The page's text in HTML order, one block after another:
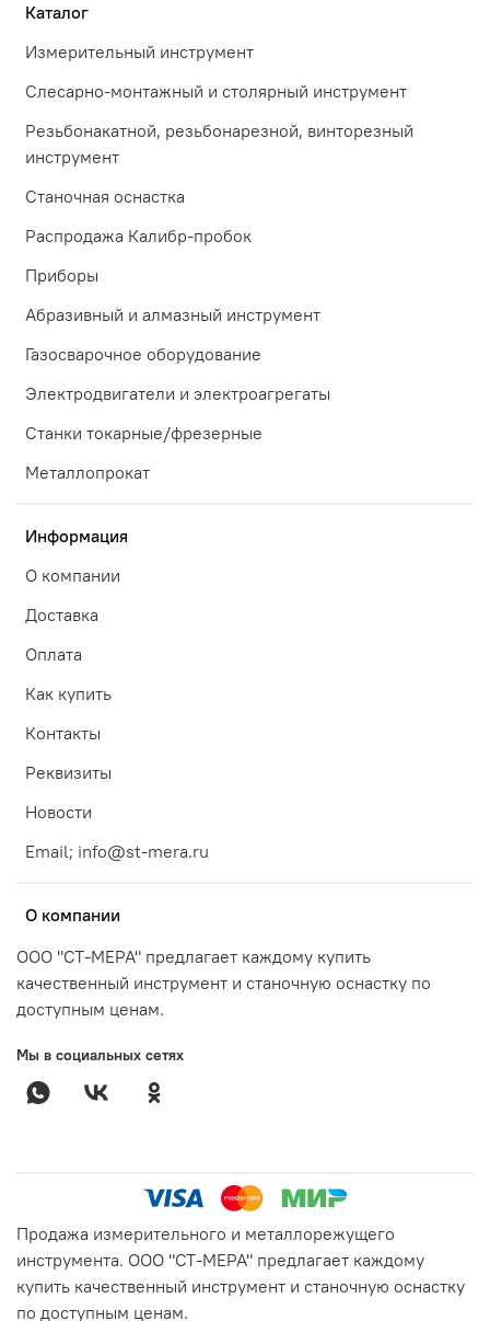
Каталог
Измерительный инструмент
Слесарно-монтажный и столярный инструмент
Резьбонакатной, резьбонарезной, винторезный
инструмент
Станочная оснастка
Распродажа Калибр-пробок
Приборы
Абразивный и алмазный инструмент
Газосварочное оборудование
Электродвигатели и электроагрегаты
Станки токарные/фрезерные
Металлопрокат
Информация
О компании
Доставка
Оплата
Как купить
Контакты
Реквизиты
Новости
Email; info@st-mera.ru
О компании
ООО "СТ-МЕРА" предлагает каждому купить
качественный инструмент и станочную оснастку по
доступным ценам.
Мы в социальных сетях
Продажа измерительного и металлорежущего
инструмента. ООО "СТ-МЕРА" предлагает каждому
купить качественный инструмент и станочную оснастку
по доступным ценам.